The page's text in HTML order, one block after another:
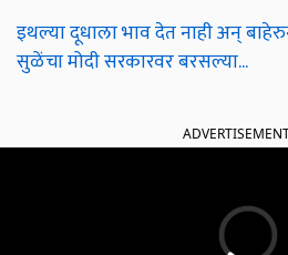
इथल्या दूधाला भाव देत नाही अन्
सुळेंचा मोदी सरकारवर बरसल्या...